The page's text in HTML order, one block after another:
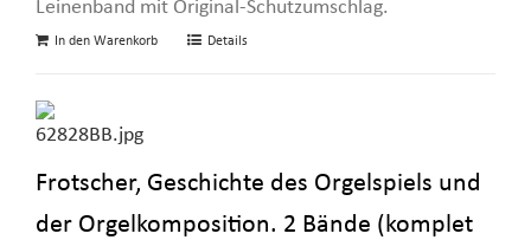
Leinenband mit Original-Schutzumschlag.
In den Warenkorb Details
Frotscher, Geschichte des Orgelspiels und
der Orgelkomposition. 2 Bände (komplet